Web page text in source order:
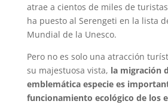
atrae a cientos de miles de
ha puesto al Serengeti en la lista
Mundial de la Unesco.
Pero no es solo una atracción
su majestuosa vista, la migración
emblemática especie es
funcionamiento ecológico de los